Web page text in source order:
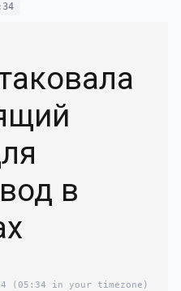
в
(05:34 in your timezone)